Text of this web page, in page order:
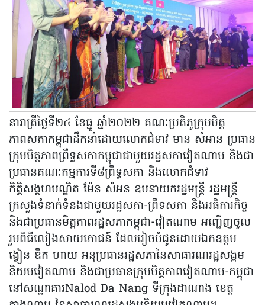
នារាត្រីថ្ងៃទី២៤ ខែធ្នូ ឆ្នាំ២០២២ គណៈប្រតិភូក្រុមមិត្ត
ភាពសភាកម្ពុជាដឹកនាំដោយលោកជំទាវ មាន សំអាន ប្រធាន
ក្រុមមិត្តភាពព្រឹទ្ធសភាកម្ពុជាជាមួយរដ្ឋសភាវៀតណាម និងជា
ប្រធានគណៈកម្មការទី៨ព្រឹទ្ធសភា និងលោកជំទាវ
កិត្តិសង្គហបណ្ឌិត ម៉ែន សំអន ឧបនាយករដ្ឋមន្ត្រី រដ្ឋមន្ត្រី
ក្រសួងទំនាក់ទំនងជាមួយរដ្ឋសភា-ព្រឹទសភា និងអធិការកិច្ច
និងជាប្រធានមិត្តភាពរដ្ឋសភាកម្ពុជា-វៀតណាម អញ្ជើញចូល
រួមពិធីលៀងសាយភោជន៍ ដែលរៀចបំជូនដោយឯកឧត្តម
ង្វៀន ឌឹក ហាយ អនុប្រធានរដ្ឋសភានៃសាធារណរដ្ឋសង្គម
និយមវៀតណាម និងជាប្រធានក្រុមមិត្តភាពវៀតណាម-កម្ពុជា
នៅសណ្ឋាគារNalod Da Nang ទីក្រុងដាណាង ខេត្ត